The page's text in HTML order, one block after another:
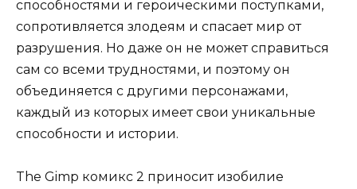
способностями и героическими поступками,
сопротивляется злодеям и спасает мир от
разрушения. Но даже он не может справиться
сам со всеми трудностями, и поэтому он
объединяется с другими персонажами,
каждый из которых имеет свои уникальные
способности и истории.
The Gimp комикс 2 приносит изобилие